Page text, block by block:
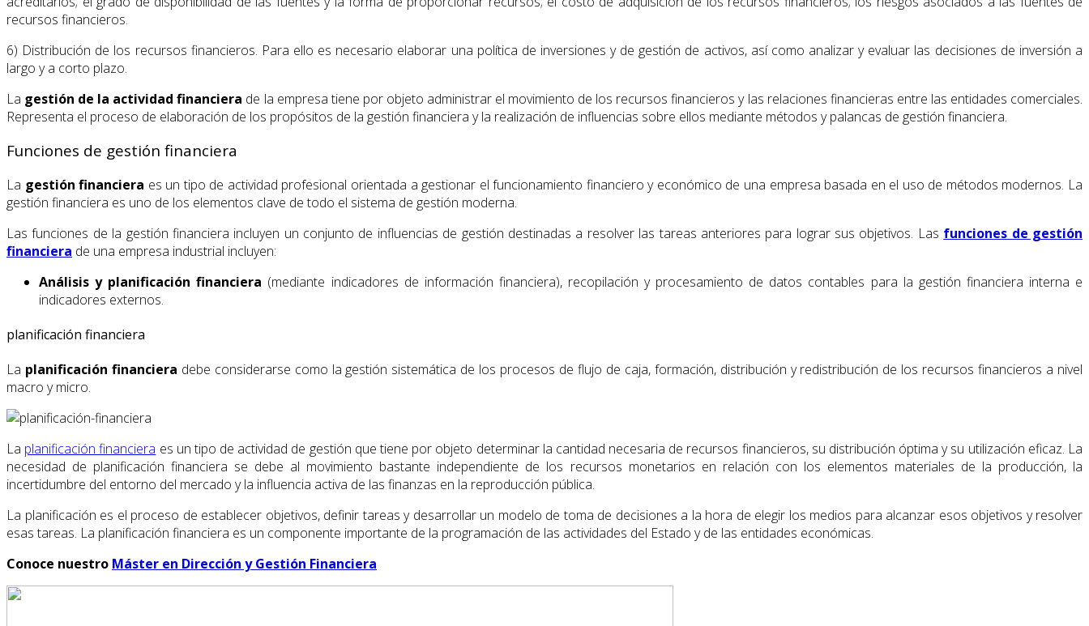
recursos financieros.
6) Distribución de los recursos financieros. Para ello es necesario elaborar una política de inversiones y de gestión de activos, así como analizar y evaluar las decisiones de inversión a
largo y a corto plazo.
La gestión de la actividad financiera de la empresa tiene por objeto administrar el movimiento de los recursos financieros y las relaciones financieras entre las entidades comerciales.
Representa el proceso de elaboración de los propósitos de la gestión financiera y la realización de influencias sobre ellos mediante métodos y palancas de gestión financiera.
Funciones de gestión financiera
La gestión financiera es un tipo de actividad profesional orientada a gestionar el funcionamiento financiero y económico de una empresa basada en el uso de métodos modernos. La
gestión financiera es uno de los elementos clave de todo el sistema de gestión moderna.
Las funciones de la gestión financiera incluyen un conjunto de influencias de gestión destinadas a resolver las tareas anteriores para lograr sus objetivos. Las funciones de gestión
financiera de una empresa industrial incluyen:
Análisis y planificación financiera (mediante indicadores de información financiera), recopilación y procesamiento de datos contables para la gestión financiera interna e
indicadores externos.
planificación financiera
La planificación financiera debe considerarse como la gestión sistemática de los procesos de flujo de caja, formación, distribución y redistribución de los recursos financieros a nivel
macro y micro.
La planificación financiera es un tipo de actividad de gestión que tiene por objeto determinar la cantidad necesaria de recursos financieros, su distribución óptima y su utilización eficaz. La
necesidad de planificación financiera se debe al movimiento bastante independiente de los recursos monetarios en relación con los elementos materiales de la producción, la
incertidumbre del entorno del mercado y la influencia activa de las finanzas en la reproducción pública.
La planificación es el proceso de establecer objetivos, definir tareas y desarrollar un modelo de toma de decisiones a la hora de elegir los medios para alcanzar esos objetivos y resolver
esas tareas. La planificación financiera es un componente importante de la programación de las actividades del Estado y de las entidades económicas.
Conoce nuestro Máster en Dirección y Gestión Financiera